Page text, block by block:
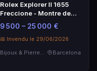
Rolex Explorer II 1655
Freccione - Montre de
collection rare
9 500 – 25 000 €
📅 Invendu le 29/06/2026
Bijoux & Pierres Précieuses
Barcelona